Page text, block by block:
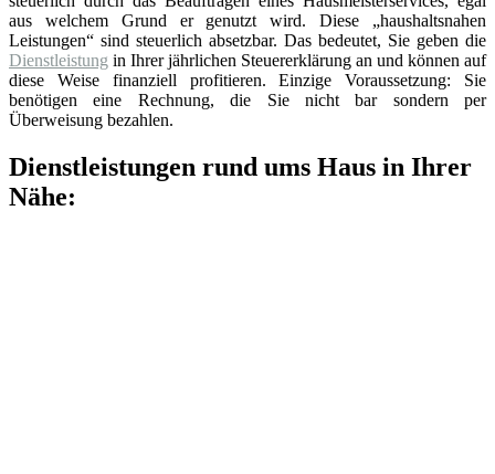
aus welchem Grund er genutzt wird. Diese „haushaltsnahen
Leistungen“ sind steuerlich absetzbar. Das bedeutet, Sie geben die
Dienstleistung in Ihrer jährlichen Steuererklärung an und können auf
diese Weise finanziell profitieren. Einzige Voraussetzung: Sie
benötigen eine Rechnung, die Sie nicht bar sondern per
Überweisung bezahlen.
Dienstleistungen rund ums Haus in Ihrer
Nähe: